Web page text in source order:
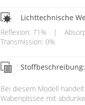
Lichttechnische
Reflexion: 71%
|
Transmission: 0%
Stoffbeschreibung:
Bei diesem Modell
Wabenplissee mit